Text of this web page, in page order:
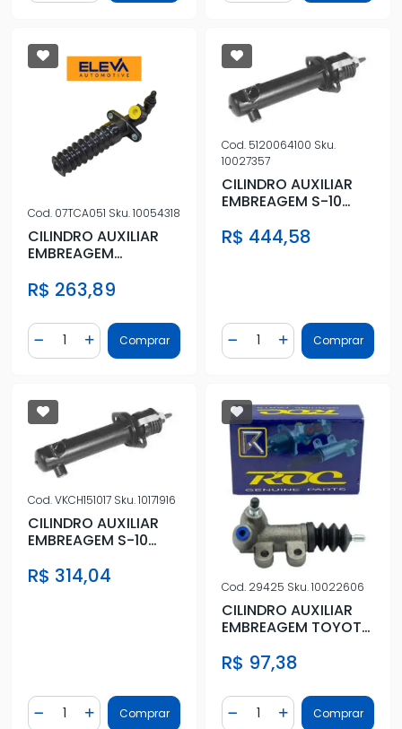
Cod. 07TCA051 Sku.10054318
CILINDRO AUXILIAR
EMBREAGEM
18/ EM DIANTE
R$ 263,89
Diminuir Quantidade
Quantidade
Adicionar Quantidade
Comprar
Cod. 5120064100 Sku.
10027357
CILINDRO AUXILIAR
EMBREAGEM S-10
1995/
R$ 444,58
Diminuir Quantidade
Quantidade
AdicionarComprar
Cod.VKCH151017 Sku.10171916
CILINDRO AUXILIAR
EMBREAGEM S-10
1995/
R$ 314,04
Diminuir Quantidade
Quantidade
Adicionar Quantidade
Comprar
Cod. 29425 Sku.10022606
CILINDRO AUXILIAR
EMBREAGEM TOYOTA
2002
R$ 97,38
Diminuir Quantidade
Quantidade
AdicionarComprar